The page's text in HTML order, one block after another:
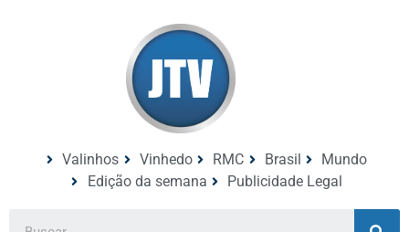
Valinhos Vinhedo RMC Brasil
Mundo
Edição da semana
Publicidade Legal